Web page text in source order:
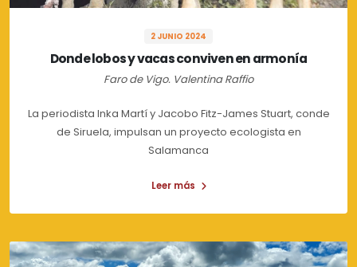
2 JUNIO 2024
Donde lobos y vacas conviven en armonía
Faro de Vigo. Valentina Raffio
La periodista Inka Martí y Jacobo Fitz-James Stuart, conde
de Siruela, impulsan un proyecto ecologista en
Salamanca
Leer más